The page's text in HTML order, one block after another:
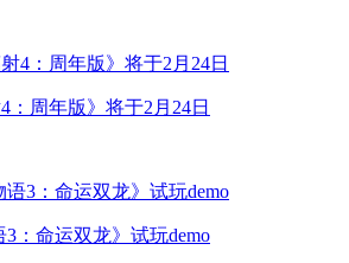
：周年版》将于2月24日
3：命运双龙》试玩demo